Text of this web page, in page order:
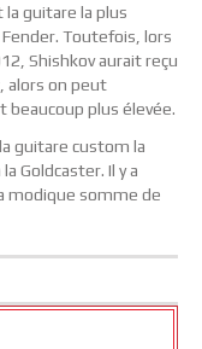
la guitare la plus
Toutefois, lors
Shishkov aurait reçu
alors on peut
beaucoup plus élevée.
guitare custom la
Goldcaster. Il y a
modique somme de